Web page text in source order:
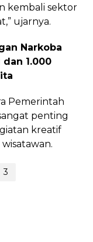
kembali sektor
ujarnya.
Narkoba
dan 1.000
Pemerintah
penting
kreatif
3